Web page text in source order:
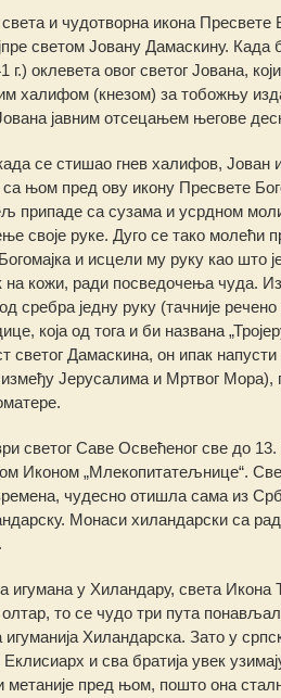
и чудотворна икона Пресвете
светом Јовану Дамаскину.
г.) оклевета овог светог Јована,
халифом (кнезом) за тобожњу
јавним отсецањем његове
се стишао гнев халифов, Јован
са њом пред ову икону Пресвете
припаде са сузама и усрдном
своје руке. Дуго се тако молећи
и исцели му руку као што
кожи, ради посведочења чуда.
сребра једну руку (тачније
која од тога и би названа
светог Дамаскина, он ипак
Јерусалима и Мртвог Мора),
светог Саве Освећеног све до
Иконом „Млекопитатељнице“.
чудесно отишла сама из
Монаси хиландарски са
игумана у Хиландару, света
то се чудо три пута
Хиландарска. Зато у
и сва братија увек
пред њом, пошто она